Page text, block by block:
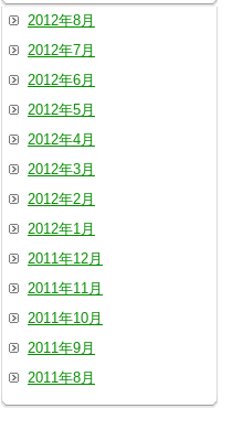
2012年8月
2012年7月
2012年6月
2012年5月
2012年4月
2012年3月
2012年2月
2012年1月
2011年12月
2011年11月
2011年10月
2011年9月
2011年8月